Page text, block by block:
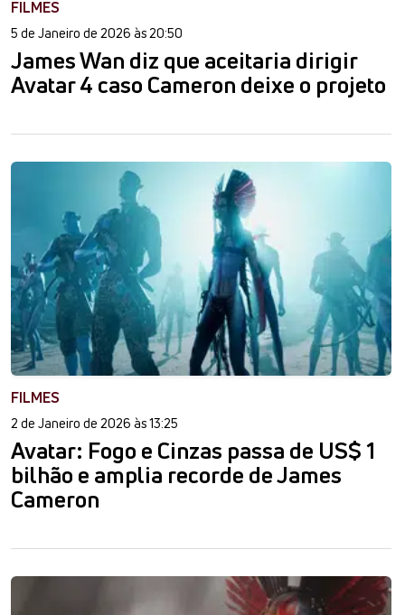
FILMES
5 de Janeiro de 2026 às 20:50
James Wan diz que aceitaria dirigir
Avatar 4 caso Cameron deixe o projeto
FILMES
2 de Janeiro de 2026 às 13:25
Avatar: Fogo e Cinzas passa de US$ 1
bilhão e amplia recorde de James
Cameron